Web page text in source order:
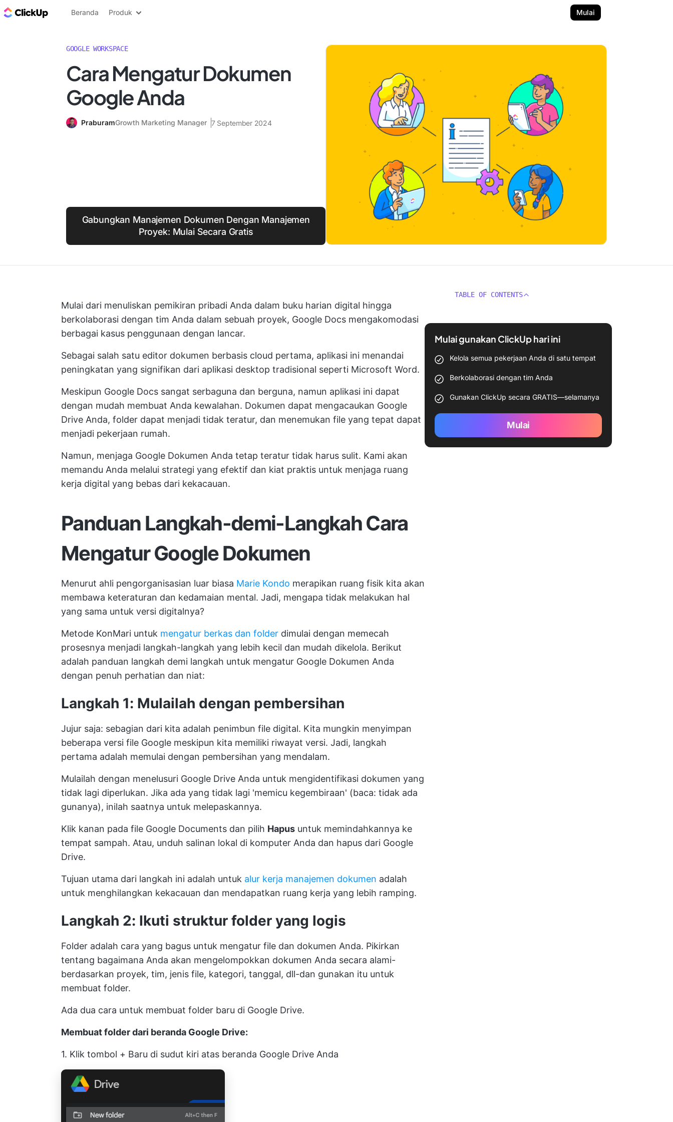
Blog ClickUp
Beranda Produk Mulai
GOOGLE WORKSPACE
Cara Mengatur Dokumen
Google Anda
PraburamGrowth Marketing Manager 7 September 2024
Gabungkan Manajemen Dokumen Dengan Manajemen
Proyek: Mulai Secara Gratis
Mulai dari menuliskan pemikiran pribadi Anda dalam buku harian digital hingga
berkolaborasi dengan tim Anda dalam sebuah proyek, Google Docs mengakomodasi
berbagai kasus penggunaan dengan lancar.
Sebagai salah satu editor dokumen berbasis cloud pertama, aplikasi ini menandai
peningkatan yang signifikan dari aplikasi desktop tradisional seperti Microsoft Word.
Meskipun Google Docs sangat serbaguna dan berguna, namun aplikasi ini dapat
dengan mudah membuat Anda kewalahan. Dokumen dapat mengacaukan Google
Drive Anda, folder dapat menjadi tidak teratur, dan menemukan file yang tepat dapat
menjadi pekerjaan rumah.
Namun, menjaga Google Dokumen Anda tetap teratur tidak harus sulit. Kami akan
memandu Anda melalui strategi yang efektif dan kiat praktis untuk menjaga ruang
kerja digital yang bebas dari kekacauan.
Panduan Langkah-demi-Langkah Cara
Mengatur Google Dokumen
Menurut ahli pengorganisasian luar biasa Marie Kondo merapikan ruang fisik kita akan
membawa keteraturan dan kedamaian mental. Jadi, mengapa tidak melakukan hal
yang sama untuk versi digitalnya?
Metode KonMari untuk mengatur berkas dan folder dimulai dengan memecah
prosesnya menjadi langkah-langkah yang lebih kecil dan mudah dikelola. Berikut
adalah panduan langkah demi langkah untuk mengatur Google Dokumen Anda
dengan penuh perhatian dan niat:
Langkah 1: Mulailah dengan pembersihan
Jujur saja: sebagian dari kita adalah penimbun file digital. Kita mungkin menyimpan
beberapa versi file Google meskipun kita memiliki riwayat versi. Jadi, langkah
pertama adalah memulai dengan pembersihan yang mendalam.
Mulailah dengan menelusuri Google Drive Anda untuk mengidentifikasi dokumen yang
tidak lagi diperlukan. Jika ada yang tidak lagi 'memicu kegembiraan' (baca: tidak ada
gunanya), inilah saatnya untuk melepaskannya.
Klik kanan pada file Google Documents dan pilih Hapus untuk memindahkannya ke
tempat sampah. Atau, unduh salinan lokal di komputer Anda dan hapus dari Google
Drive.
Tujuan utama dari langkah ini adalah untuk alur kerja manajemen dokumen adalah
untuk menghilangkan kekacauan dan mendapatkan ruang kerja yang lebih ramping.
Langkah 2: Ikuti struktur folder yang logis
Folder adalah cara yang bagus untuk mengatur file dan dokumen Anda. Pikirkan
tentang bagaimana Anda akan mengelompokkan dokumen Anda secara alami-
berdasarkan proyek, tim, jenis file, kategori, tanggal, dll-dan gunakan itu untuk
membuat folder.
Ada dua cara untuk membuat folder baru di Google Drive.
Membuat folder dari beranda Google Drive:
1. Klik tombol + Baru di sudut kiri atas beranda Google Drive Anda
TABLE OF CONTENTS
Mulai gunakan ClickUp hari ini
Kelola semua pekerjaan Anda di satu tempat
Berkolaborasi dengan tim Anda
Gunakan ClickUp secara GRATIS—selamanya
Mulai